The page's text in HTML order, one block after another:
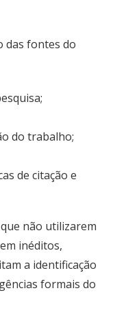
das fontes do
do trabalho;
de citação e
não utilizarem
inéditos,
a identificação
formais do